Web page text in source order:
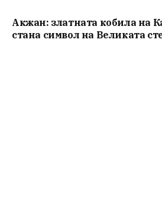
Акжан: златната кобила на
стана символ на Великата